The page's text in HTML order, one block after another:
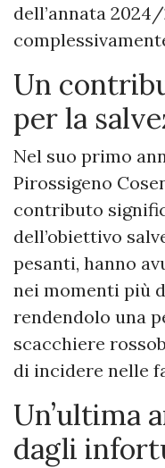
dell’annata
Un
per la
Nel suo primo
Pirossigeno
contributo
dell’obiettivo
pesanti, hanno
nei momenti più
rendendolo una
scacchiere
di incidere nelle
Un’ultima
dagli